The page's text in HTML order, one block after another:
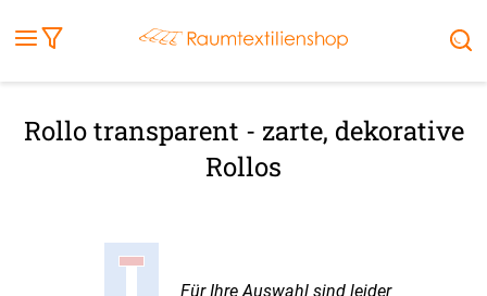
Außenrollo
Stoffe
Markise Sonnensegel
Rollo transparent - zarte, dekorative
Rollos
Für Ihre Auswahl sind leider